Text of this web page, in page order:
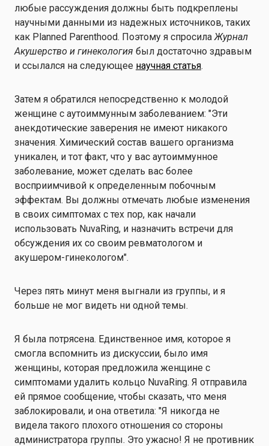
любые рассуждения должны быть подкреплены
научными данными из надежных источников, таких
как Planned Parenthood. Поэтому я спросилаЖурнал
Акушерство и гинекология был достаточно здравым
и ссылался на следующее научная статья.
Затем я обратился непосредственно к молодой
женщине с аутоиммунным заболеванием: "Эти
анекдотические заверения не имеют никакого
значения. Химический состав вашего организма
уникален, и тот факт, что у вас аутоиммунное
заболевание, может сделать вас более
восприимчивой к определенным побочным
эффектам. Вы должны отмечать любые изменения
в своих симптомах с тех пор, как начали
использовать NuvaRing, и назначить встречи для
обсуждения их со своим ревматологом и
акушером-гинекологом".
Через пять минут меня выгнали из группы, и я
больше не мог видеть ни одной темы.
Я была потрясена. Единственное имя, которое я
смогла вспомнить из дискуссии, было имя
женщины, которая предложила женщине с
симптомами удалить кольцо NuvaRing. Я отправила
ей прямое сообщение, чтобы сказать, что меня
заблокировали, и она ответила: "Я никогда не
видела такого плохого отношения со стороны
администратора группы. Это ужасно! Я не противник